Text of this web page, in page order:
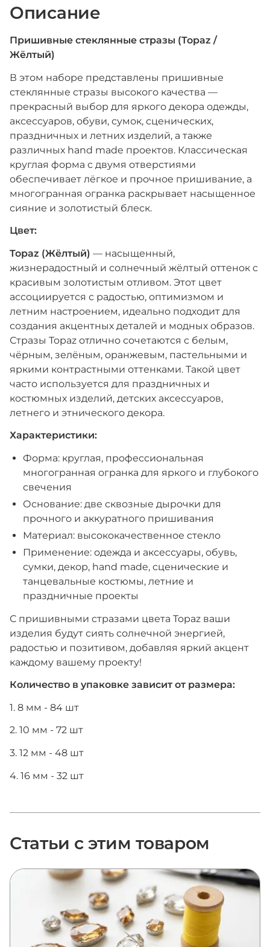
Описание
Пришивные стеклянные стразы (Topaz /
Жёлтый)
В этом наборе представлены пришивные
стеклянные стразы высокого качества —
прекрасный выбор для яркого декора одежды,
аксессуаров, обуви, сумок, сценических,
праздничных и летних изделий, а также
различных hand made проектов. Классическая
круглая форма с двумя отверстиями
обеспечивает лёгкое и прочное пришивание, а
многогранная огранка раскрывает насыщенное
сияние и золотистый блеск.
Цвет:
Topaz (Жёлтый) — насыщенный,
жизнерадостный и солнечный жёлтый оттенок с
красивым золотистым отливом. Этот цвет
ассоциируется с радостью, оптимизмом и
летним настроением, идеально подходит для
создания акцентных деталей и модных образов.
Стразы Topaz отлично сочетаются с белым,
чёрным, зелёным, оранжевым, пастельными и
яркими контрастными оттенками. Такой цвет
часто используется для праздничных и
костюмных изделий, детских аксессуаров,
летнего и этнического декора.
Характеристики:
Форма: круглая, профессиональная
многогранная огранка для яркого и глубокого
свечения
Основание: две сквозные дырочки для
прочного и аккуратного пришивания
Материал: высококачественное стекло
Применение: одежда и аксессуары, обувь,
сумки, декор, hand made, сценические и
танцевальные костюмы, летние и
праздничные проекты
С пришивными стразами цвета Topaz ваши
изделия будут сиять солнечной энергией,
радостью и позитивом, добавляя яркий акцент
каждому вашему проекту!
Количество в упаковке зависит от размера:
1. 8 мм - 84 шт
2. 10 мм - 72 шт
3. 12 мм - 48 шт
4. 16 мм - 32 шт
Статьи с этим товаром